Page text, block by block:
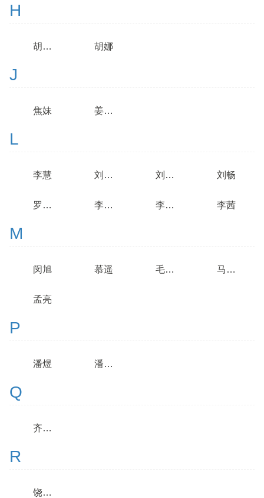
H
胡织女 胡娜
J
焦妹 姜智彬
L
李慧 刘春波 刘国华 刘畅
罗莉娟 李玉豪 李文茜 李茜
M
闵旭 慕遥 毛天欣 马宝君
孟亮
P
潘煜 潘美芹
Q
齐佳音
R
饶恒毅